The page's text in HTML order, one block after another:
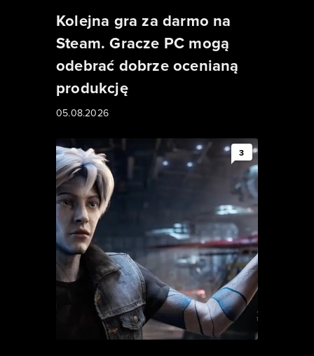
Kolejna gra za darmo na
Steam. Gracze PC mogą
odebrać dobrze ocenianą
produkcję
05.08.2026
3